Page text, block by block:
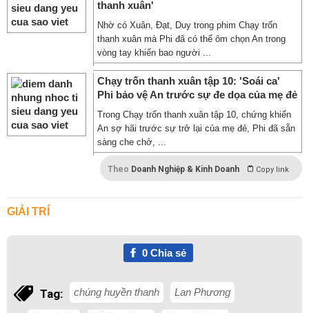
thanh xuân'
Nhờ có Xuân, Đạt, Duy trong phim Chạy trốn
thanh xuân mà Phi đã có thể ôm chọn An trong
vòng tay khiến bao người ...
Chạy trốn thanh xuân tập 10: 'Soái ca'
Phi bảo vệ An trước sự đe dọa của mẹ đẻ
Trong Chạy trốn thanh xuân tập 10, chứng khiến
An sợ hãi trước sự trở lại của mẹ đẻ, Phi đã sẵn
sàng che chở, ...
Theo Doanh Nghiệp & Kinh Doanh Copy link
GIẢI TRÍ
0Chia sẻ
Tag: chúng huyền thanh Lan Phương